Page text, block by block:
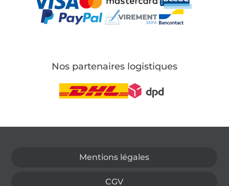
Nos partenaires logistiques
Mentions légales
CGV